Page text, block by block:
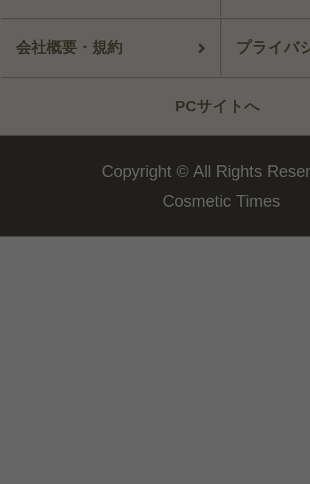
会社概要・規約 プライバ
PCサイトへ
Copyright © All Rights
Cosmetic Times